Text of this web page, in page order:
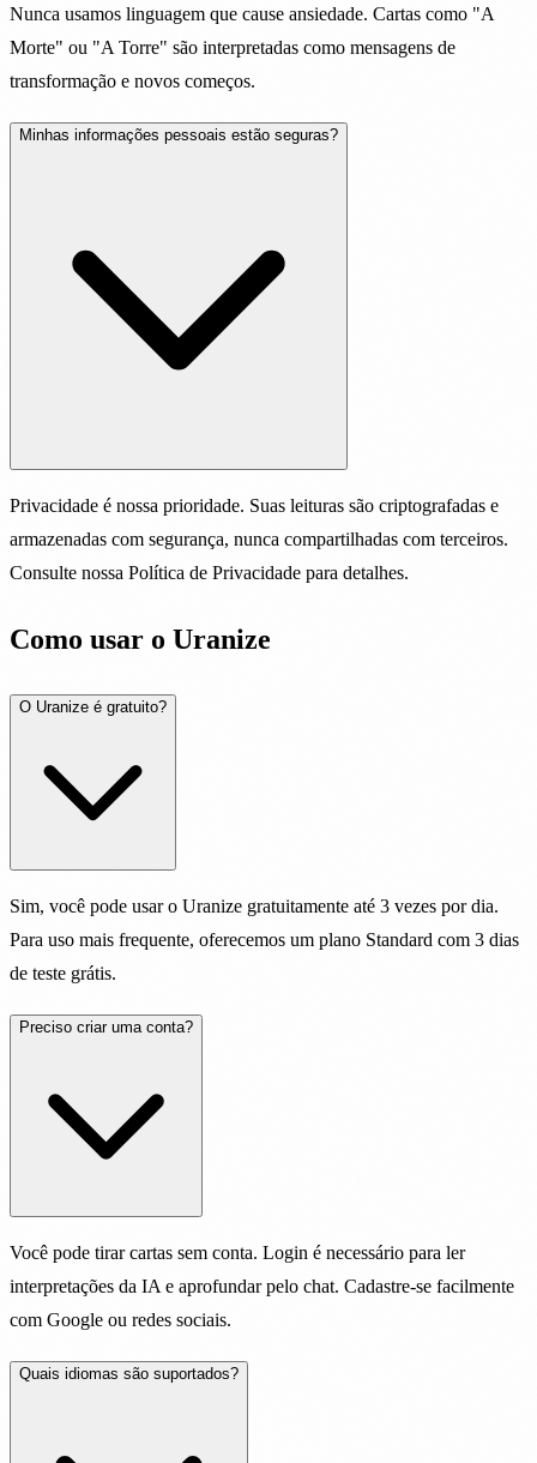
Nunca usamos linguagem que cause ansiedade. Cartas como "A
Morte" ou "A Torre" são interpretadas como mensagens de
transformação e novos começos.
Minhas informações pessoais estão seguras?
Privacidade é nossa prioridade. Suas leituras são criptografadas e
armazenadas com segurança, nunca compartilhadas com terceiros.
Consulte nossa Política de Privacidade para detalhes.
Como usar o Uranize
O Uranize é gratuito?
Sim, você pode usar o Uranize gratuitamente até 3 vezes por dia.
Para uso mais frequente, oferecemos um plano Standard com 3 dias
de teste grátis.
Preciso criar uma conta?
Você pode tirar cartas sem conta. Login é necessário para ler
interpretações da IA e aprofundar pelo chat. Cadastre-se facilmente
com Google ou redes sociais.
Quais idiomas são suportados?